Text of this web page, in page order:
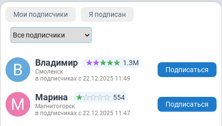
Мои подписчики Я подписан
Владимир 1.3М
Смоленск
в подписчиках с 22.12.2025 11:49
Подписаться
Марина 554
Магнитогорск
в подписчиках с 22.12.2025 11:47
Подписаться